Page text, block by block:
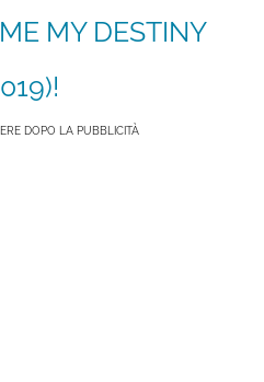
MY DESTINY
DOPO LA PUBBLICITÀ